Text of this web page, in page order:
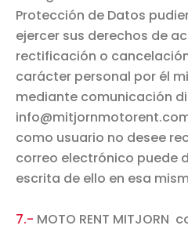
Protección de Datos
ejercer sus derechos de
rectificación o
carácter personal por él
mediante comunicación
como usuario no desee
correo electrónico puede
escrita de ello en esa
7.- MOTO RENT